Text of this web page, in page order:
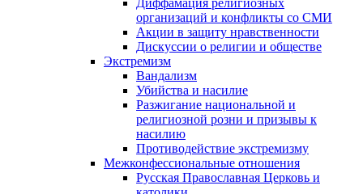
Диффамация религиозных
организаций и конфликты со СМИ
Акции в защиту нравственности
Дискуссии о религии и обществе
Экстремизм
Вандализм
Убийства и насилие
Разжигание национальной и
религиозной розни и призывы к
насилию
Противодействие экстремизму
Межконфессиональные отношения
Русская Православная Церковь и